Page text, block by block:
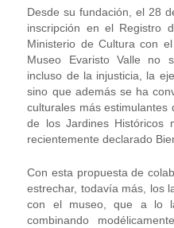
Desde su fundación, el 28
inscripción en el Registro
Ministerio de Cultura con
Museo Evaristo Valle no
incluso de la injusticia, la
sino que además se ha
culturales más estimulantes
de los Jardines Históricos
recientemente declarado
Con esta propuesta de
estrechar, todavía más, los
con el museo, que a lo
combinando